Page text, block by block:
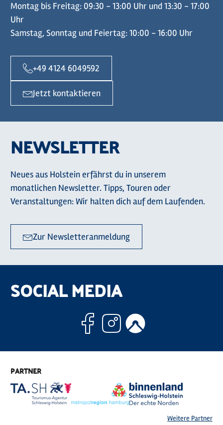
Montag bis Freitag: 09:30 - 13:00 Uhr und 13:30 - 17:00
Uhr
Samstag, Sonntag und Feiertag: 10:00 - 16:00 Uhr
+49 4124 6049592
Jetzt kontaktieren
NEWSLETTER
Neues aus Holstein erfährst du in unserem
monatlichen Newsletter. Tipps, Touren oder
Veranstaltungen: Wir halten dich auf dem Laufenden.
Zur Newsletteranmeldung
SOCIAL MEDIA
Facebook
Instagram
PARTNER
Weitere Partner